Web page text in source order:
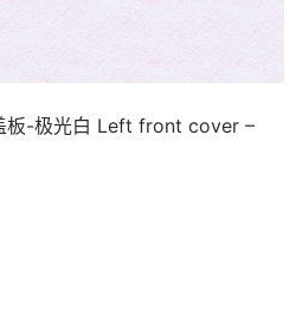
板-极光白 Left front cover –